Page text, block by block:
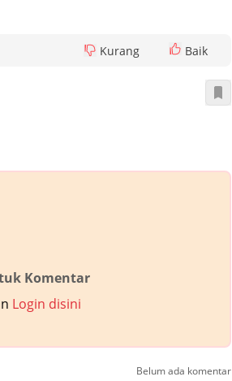
Kurang Baik
Komentar
Login disini
Belum ada komentar